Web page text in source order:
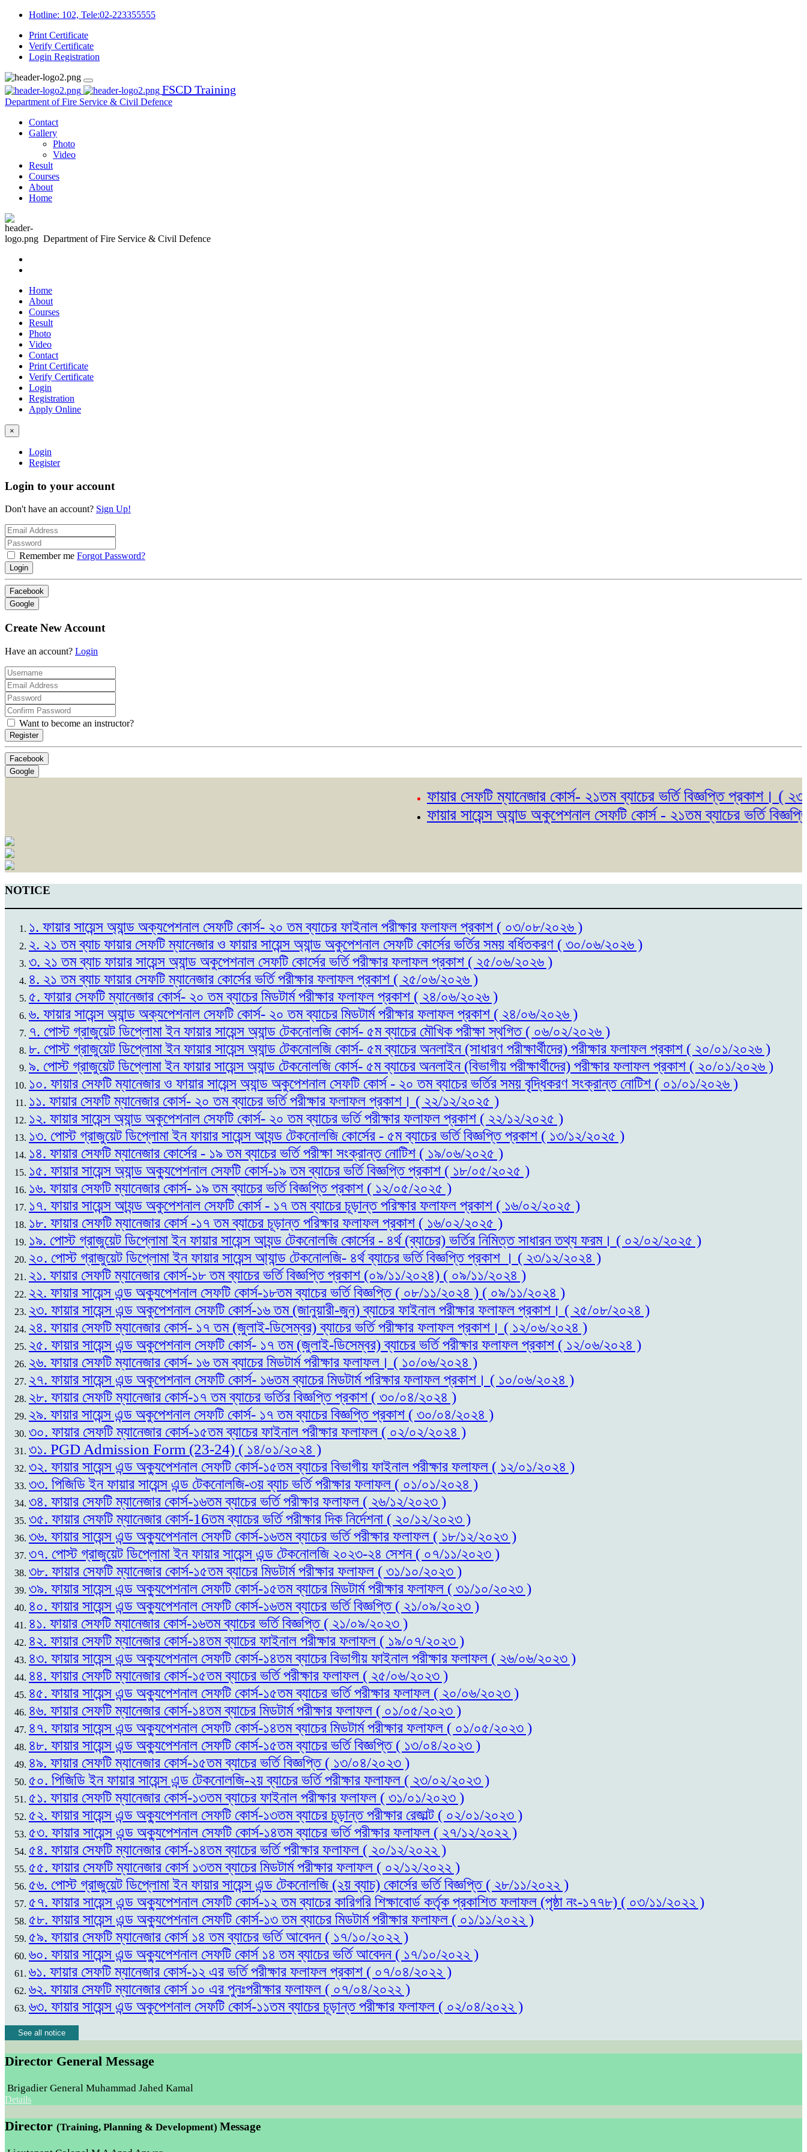
Hotline: 102, Tele:02-223355555
Print Certificate
Verify Certificate
Login Registration
FSCD Training
Department of Fire Service & Civil Defence
Contact
Gallery
Photo
Video
Result
Courses
About
Home
Department of Fire Service & Civil Defence
Home
About
Courses
Result
Photo
Video
Contact
Print Certificate
Verify Certificate
Login
Registration
Apply Online
×
Login
Register
Login to your account
Don't have an account? Sign Up!
Remember me Forgot Password?
Login
Facebook
Google
Create New Account
Have an account? Login
Want to become an instructor?
Register
Facebook
Google
ফায়ার সেফটি ম্যানেজার কোর্স- ২১তম ব্যাচের ভর্তি বিজ্ঞপ্তি প্রকাশ। ( ২৩/০৫/
ফায়ার সায়েন্স অ্যান্ড অকুপেশনাল সেফটি কোর্স - ২১তম ব্যাচের ভর্তি বিজ্ঞপ্তি
NOTICE
১. ফায়ার সায়েন্স অ্যান্ড অক্যপেশনাল সেফটি কোর্স- ২০ তম ব্যাচের ফাইনাল পরীক্ষার ফলাফল প্রকাশ ( ০৩/০৮/২০২৬ )
২. ২১ তম ব্যাচ ফায়ার সেফটি ম্যানেজার ও ফায়ার সায়েন্স অ্যান্ড অকুপেশনাল সেফটি কোর্সের ভর্তির সময় বর্ধিতকরণ ( ৩০/০৬/২০২৬ )
৩. ২১ তম ব্যাচ ফায়ার সায়েন্স অ্যান্ড অকুপেশনাল সেফটি কোর্সের ভর্তি পরীক্ষার ফলাফল প্রকাশ ( ২৫/০৬/২০২৬ )
৪. ২১ তম ব্যাচ ফায়ার সেফটি ম্যানেজার কোর্সের ভর্তি পরীক্ষার ফলাফল প্রকাশ ( ২৫/০৬/২০২৬ )
৫. ফায়ার সেফটি ম্যানেজার কোর্স- ২০ তম ব্যাচের মিডটার্ম পরীক্ষার ফলাফল প্রকাশ ( ২৪/০৬/২০২৬ )
৬. ফায়ার সায়েন্স অ্যান্ড অক্যপেশনাল সেফটি কোর্স- ২০ তম ব্যাচের মিডটার্ম পরীক্ষার ফলাফল প্রকাশ ( ২৪/০৬/২০২৬ )
৭. পোস্ট গ্রাজুয়েট ডিপ্লোমা ইন ফায়ার সায়েন্স অ্যান্ড টেকনোলজি কোর্স- ৫ম ব্যাচের মৌখিক পরীক্ষা স্থগিত ( ০৬/০২/২০২৬ )
৮. পোস্ট গ্রাজুয়েট ডিপ্লোমা ইন ফায়ার সায়েন্স অ্যান্ড টেকনোলজি কোর্স- ৫ম ব্যাচের অনলাইন (সাধারণ পরীক্ষার্থীদের) পরীক্ষার ফলাফল প্রকাশ ( ২০/০১/২০২৬ )
৯. পোস্ট গ্রাজুয়েট ডিপ্লোমা ইন ফায়ার সায়েন্স অ্যান্ড টেকনোলজি কোর্স- ৫ম ব্যাচের অনলাইন (বিভাগীয় পরীক্ষার্থীদের) পরীক্ষার ফলাফল প্রকাশ ( ২০/০১/২০২৬ )
১০. ফায়ার সেফটি ম্যানেজার ও ফায়ার সায়েন্স অ্যান্ড অকুপেশনাল সেফটি কোর্স - ২০ তম ব্যাচের ভর্তির সময় বৃদ্ধিকরণ সংক্রান্ত নোটিশ ( ০১/০১/২০২৬ )
১১. ফায়ার সেফটি ম্যানেজার কোর্স- ২০ তম ব্যাচের ভর্তি পরীক্ষার ফলাফল প্রকাশ। ( ২২/১২/২০২৫ )
১২. ফায়ার সায়েন্স অ্যান্ড অকুপেশনাল সেফটি কোর্স- ২০ তম ব্যাচের ভর্তি পরীক্ষার ফলাফল প্রকাশ ( ২২/১২/২০২৫ )
১৩. পোস্ট গ্রাজুয়েট ডিপ্লোমা ইন ফায়ার সায়েন্স আ্যন্ড টেকনোলজি কোর্সের - ৫ম ব্যাচের ভর্তি বিজ্ঞপ্তি প্রকাশ ( ১৩/১২/২০২৫ )
১৪. ফায়ার সেফটি ম্যানেজার কোর্সের - ১৯ তম ব্যাচের ভর্তি পরীক্ষা সংক্রান্ত নোটিশ ( ১৯/০৬/২০২৫ )
১৫. ফায়ার সায়েন্স অ্যান্ড অক্যুপেশনাল সেফটি কোর্স-১৯ তম ব্যাচের ভর্তি বিজ্ঞপ্তি প্রকাশ ( ১৮/০৫/২০২৫ )
১৬. ফায়ার সেফটি ম্যানেজার কোর্স- ১৯ তম ব্যাচের ভর্তি বিজ্ঞপ্তি প্রকাশ ( ১২/০৫/২০২৫ )
১৭. ফায়ার সায়েন্স আ্যন্ড অকুপেশনাল সেফটি কোর্স - ১৭ তম ব্যাচের চূড়ান্ত পরিক্ষার ফলাফল প্রকাশ ( ১৬/০২/২০২৫ )
১৮. ফায়ার সেফটি ম্যানেজার কোর্স -১৭ তম ব্যাচের চূড়ান্ত পরিক্ষার ফলাফল প্রকাশ ( ১৬/০২/২০২৫ )
১৯. পোস্ট গ্রাজুয়েট ডিপ্লোমা ইন ফায়ার সায়েন্স আ্যন্ড টেকনোলজি কোর্সের - ৪র্থ (ব্যাচের) ভর্তির নিমিত্ত সাধারন তথ্য ফরম। ( ০২/০২/২০২৫ )
২০. পোস্ট গ্রাজুয়েট ডিপ্লোমা ইন ফায়ার সায়েন্স আ্যান্ড টেকনোলজি- ৪র্থ ব্যাচের ভর্তি বিজ্ঞপ্তি প্রকাশ । ( ২৩/১২/২০২৪ )
২১. ফায়ার সেফটি ম্যানেজার কোর্স-১৮ তম ব্যাচের ভর্তি বিজ্ঞপ্তি প্রকাশ (০৯/১১/২০২৪) ( ০৯/১১/২০২৪ )
২২. ফায়ার সায়েন্স এন্ড অক্যুপেশনাল সেফটি কোর্স-১৮তম ব্যাচের ভর্তি বিজ্ঞপ্তি ( ০৮/১১/২০২৪ ) ( ০৯/১১/২০২৪ )
২৩. ফায়ার সায়েন্স এন্ড অকুপেশনাল সেফটি কোর্স-১৬ তম (জানুয়ারী-জুন) ব্যাচের ফাইনাল পরীক্ষার ফলাফল প্রকাশ। ( ২৫/০৮/২০২৪ )
২৪. ফায়ার সেফটি ম্যানেজার কোর্স- ১৭ তম (জুলাই-ডিসেম্বর) ব্যাচের ভর্তি পরীক্ষার ফলাফল প্রকাশ। ( ১২/০৬/২০২৪ )
২৫. ফায়ার সায়েন্স এন্ড অকুপেশনাল সেফটি কোর্স- ১৭ তম (জুলাই-ডিসেম্বর) ব্যাচের ভর্তি পরীক্ষার ফলাফল প্রকাশ ( ১২/০৬/২০২৪ )
২৬. ফায়ার সেফটি ম্যানেজার কোর্স- ১৬ তম ব্যাচের মিডটার্ম পরীক্ষার ফলাফল। ( ১০/০৬/২০২৪ )
২৭. ফায়ার সায়েন্স এন্ড অকুপেশনাল সেফটি কোর্স- ১৬তম ব্যাচের মিডটার্ম পরিক্ষার ফলাফল প্রকাশ। ( ১০/০৬/২০২৪ )
২৮. ফায়ার সেফটি ম্যানেজার কোর্স-১৭ তম ব্যাচের ভর্তির বিজ্ঞপ্তি প্রকাশ ( ৩০/০৪/২০২৪ )
২৯. ফায়ার সায়েন্স এন্ড অকুপেশনাল সেফটি কোর্স- ১৭ তম ব্যাচের বিজ্ঞপ্তি প্রকাশ ( ৩০/০৪/২০২৪ )
৩০. ফায়ার সেফটি ম্যানেজার কোর্স-১৫তম ব্যাচের ফাইনাল পরীক্ষার ফলাফল ( ০২/০২/২০২৪ )
৩১. PGD Admission Form (23-24) ( ১৪/০১/২০২৪ )
৩২. ফায়ার সায়েন্স এন্ড অক্যুপেশনাল সেফটি কোর্স-১৫তম ব্যাচের বিভাগীয় ফাইনাল পরীক্ষার ফলাফল ( ১২/০১/২০২৪ )
৩৩. পিজিডি ইন ফায়ার সায়েন্স এন্ড টেকনোলজি-৩য় ব্যাচ ভর্তি পরীক্ষার ফলাফল ( ০১/০১/২০২৪ )
৩৪. ফায়ার সেফটি ম্যানেজার কোর্স-১৬তম ব্যাচের ভর্তি পরীক্ষার ফলাফল ( ২৬/১২/২০২৩ )
৩৫. ফায়ার সেফটি ম্যানেজার কোর্স-16তম ব্যাচের ভর্তি পরীক্ষার দিক নির্দেশনা ( ২০/১২/২০২৩ )
৩৬. ফায়ার সায়েন্স এন্ড অক্যুপেশনাল সেফটি কোর্স-১৬তম ব্যাচের ভর্তি পরীক্ষার ফলাফল ( ১৮/১২/২০২৩ )
৩৭. পোস্ট গ্রাজুয়েট ডিপ্লোমা ইন ফায়ার সায়েন্স এন্ড টেকনোলজি ২০২৩-২৪ সেশন ( ০৭/১১/২০২৩ )
৩৮. ফায়ার সেফটি ম্যানেজার কোর্স-১৫তম ব্যাচের মিডটার্ম পরীক্ষার ফলাফল ( ৩১/১০/২০২৩ )
৩৯. ফায়ার সায়েন্স এন্ড অক্যুপেশনাল সেফটি কোর্স-১৫তম ব্যাচের মিডটার্ম পরীক্ষার ফলাফল ( ৩১/১০/২০২৩ )
৪০. ফায়ার সায়েন্স এন্ড অক্যুপেশনাল সেফটি কোর্স-১৬তম ব্যাচের ভর্তি বিজ্ঞপ্তি ( ২১/০৯/২০২৩ )
৪১. ফায়ার সেফটি ম্যানেজার কোর্স-১৬তম ব্যাচের ভর্তি বিজ্ঞপ্তি ( ২১/০৯/২০২৩ )
৪২. ফায়ার সেফটি ম্যানেজার কোর্স-১৪তম ব্যাচের ফাইনাল পরীক্ষার ফলাফল ( ১৯/০৭/২০২৩ )
৪৩. ফায়ার সায়েন্স এন্ড অক্যুপেশনাল সেফটি কোর্স-১৪তম ব্যাচের বিভাগীয় ফাইনাল পরীক্ষার ফলাফল ( ২৬/০৬/২০২৩ )
৪৪. ফায়ার সেফটি ম্যানেজার কোর্স-১৫তম ব্যাচের ভর্তি পরীক্ষার ফলাফল ( ২৫/০৬/২০২৩ )
৪৫. ফায়ার সায়েন্স এন্ড অক্যুপেশনাল সেফটি কোর্স-১৫তম ব্যাচের ভর্তি পরীক্ষার ফলাফল ( ২০/০৬/২০২৩ )
৪৬. ফায়ার সেফটি ম্যানেজার কোর্স-১৪তম ব্যাচের মিডটার্ম পরীক্ষার ফলাফল ( ০১/০৫/২০২৩ )
৪৭. ফায়ার সায়েন্স এন্ড অক্যুপেশনাল সেফটি কোর্স-১৪তম ব্যাচের মিডটার্ম পরীক্ষার ফলাফল ( ০১/০৫/২০২৩ )
৪৮. ফায়ার সায়েন্স এন্ড অক্যুপেশনাল সেফটি কোর্স-১৫তম ব্যাচের ভর্তি বিজ্ঞপ্তি ( ১৩/০৪/২০২৩ )
৪৯. ফায়ার সেফটি ম্যানেজার কোর্স-১৫তম ব্যাচের ভর্তি বিজ্ঞপ্তি ( ১৩/০৪/২০২৩ )
৫০. পিজিডি ইন ফায়ার সায়েন্স এন্ড টেকনোলজি-২য় ব্যাচের ভর্তি পরীক্ষার ফলাফল ( ২৩/০২/২০২৩ )
৫১. ফায়ার সেফটি ম্যানেজার কোর্স-১৩তম ব্যাচের ফাইনাল পরীক্ষার ফলাফল ( ৩১/০১/২০২৩ )
৫২. ফায়ার সায়েন্স এন্ড অক্যুপেশনাল সেফটি কোর্স-১৩তম ব্যাচের চূড়ান্ত পরীক্ষার রেজাল্ট ( ০২/০১/২০২৩ )
৫৩. ফায়ার সায়েন্স এন্ড অক্যুপেশনাল সেফটি কোর্স-১৪তম ব্যাচের ভর্তি পরীক্ষার ফলাফল ( ২৭/১২/২০২২ )
৫৪. ফায়ার সেফটি ম্যানেজার কোর্স-১৪তম ব্যাচের ভর্তি পরীক্ষার ফলাফল ( ২০/১২/২০২২ )
৫৫. ফায়ার সেফটি ম্যানেজার কোর্স ১৩তম ব্যাচের মিডটার্ম পরীক্ষার ফলাফল ( ০২/১২/২০২২ )
৫৬. পোস্ট গ্রাজুয়েট ডিপ্লোমা ইন ফায়ার সায়েন্স এন্ড টেকনোলজি (২য় ব্যাচ) কোর্সের ভর্তি বিজ্ঞপ্তি ( ২৮/১১/২০২২ )
৫৭. ফায়ার সায়েন্স এন্ড অক্যুপেশনাল সেফটি কোর্স-১২ তম ব্যাচের কারিগরি শিক্ষাবোর্ড কর্তৃক প্রকাশিত ফলাফল (পৃষ্ঠা নং-১৭৭৮) ( ০৩/১১/২০২২ )
৫৮. ফায়ার সায়েন্স এন্ড অক্যুপেশনাল সেফটি কোর্স-১৩ তম ব্যাচের মিডটার্ম পরীক্ষার ফলাফল ( ০১/১১/২০২২ )
৫৯. ফায়ার সেফটি ম্যানেজার কোর্স ১৪ তম ব্যাচের ভর্তি আবেদন ( ১৭/১০/২০২২ )
৬০. ফায়ার সায়েন্স এন্ড অক্যুপেশনাল সেফটি কোর্স ১৪ তম ব্যাচের ভর্তি আবেদন ( ১৭/১০/২০২২ )
৬১. ফায়ার সেফটি ম্যানেজার কোর্স-১২ এর ভর্তি পরীক্ষার ফলাফল প্রকাশ ( ০৭/০৪/২০২২ )
৬২. ফায়ার সেফটি ম্যানেজার কোর্স ১০ এর পুনঃপরীক্ষার ফলাফল ( ০৭/০৪/২০২২ )
৬৩. ফায়ার সায়েন্স এন্ড অকুপেশনাল সেফটি কোর্স-১১তম ব্যাচের চূড়ান্ত পরীক্ষার ফলাফল ( ০২/০৪/২০২২ )
See all notice
Director General Message
Brigadier General Muhammad Jahed Kamal
Details
Director (Training, Planning & Development) Message